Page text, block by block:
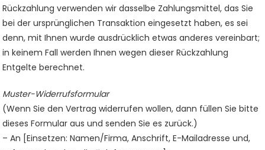
Rückzahlung verwenden wir dasselbe Zahlungsmittel, das Sie
bei der ursprünglichen Transaktion eingesetzt haben, es sei
denn, mit Ihnen wurde ausdrücklich etwas anderes vereinbart;
in keinem Fall werden Ihnen wegen dieser Rückzahlung
Entgelte berechnet.
Muster-Widerrufsformular
(Wenn Sie den Vertrag widerrufen wollen, dann füllen Sie bitte
dieses Formular aus und senden Sie es zurück.)
– An [Einsetzen: Namen/Firma, Anschrift, E-Mailadresse und,